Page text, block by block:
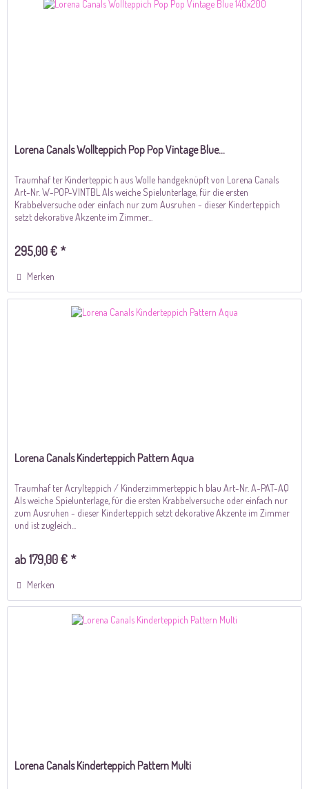
Lorena Canals Wollteppich Pop Pop Vintage Blue...
Traumhaf ter Kinderteppic h aus Wolle handgeknüpft von Lorena Canals
Art-Nr. W-POP-VINTBL Als weiche Spielunterlage, für die ersten
Krabbelversuche oder einfach nur zum Ausruhen - dieser Kinderteppich
setzt dekorative Akzente im Zimmer...
295,00 € *
Merken
Lorena Canals Kinderteppich Pattern Aqua
Traumhaf ter Acrylteppich / Kinderzimmerteppic h blau Art-Nr. A-PAT-AQ
Als weiche Spielunterlage, für die ersten Krabbelversuche oder einfach nur
zum Ausruhen - dieser Kinderteppich setzt dekorative Akzente im Zimmer
und ist zugleich...
ab 179,00 € *
Merken
Lorena Canals Kinderteppich Pattern Multi